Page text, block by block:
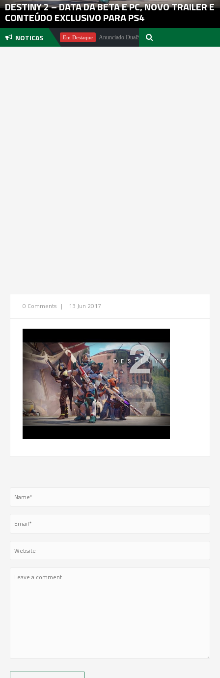
DESTINY 2 – DATA DA BETA E PC, NOVO TRAILER E
CONTEÚDO EXCLUSIVO PARA PS4
NOTICAS
Pachter Em Destaque Anunciado DualSense The Last of Us Limited Edition
0 Comments | 13 Jun 2017